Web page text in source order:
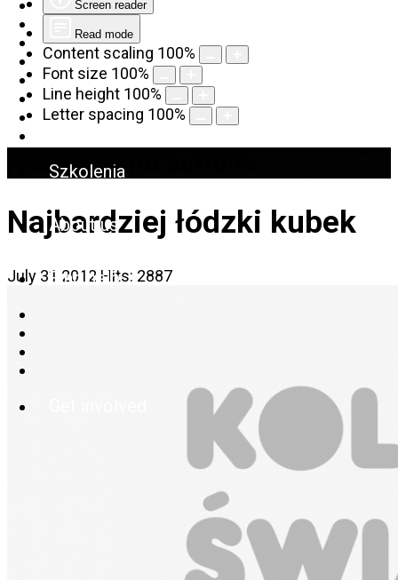
Screen reader
Read mode
Content scaling 100%
Font size 100%
Line height 100%
Letter spacing 100%
Szkolenia
About us
Find help
Projects and actions
Najbardziej łódzki kubek
July 31 2012 Hits: 2887